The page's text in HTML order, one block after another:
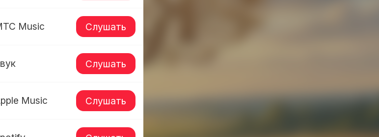
МТС Music Слушать
Звук Слушать
Apple Music Слушать